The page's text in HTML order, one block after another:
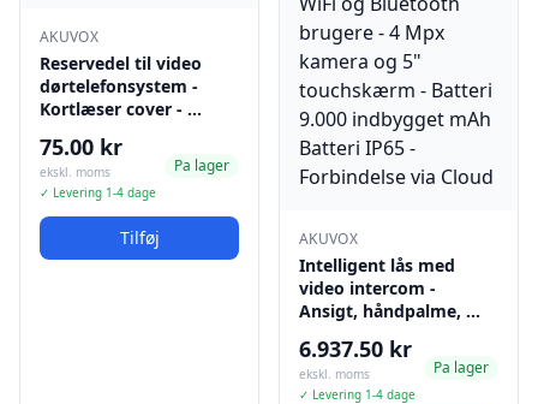
AKUVOX
Reservedel til video
dørtelefonsystem -
Kortlæser cover - …
75.00 kr
ekskl. moms
✓ Levering 1-4 dage
Pa lager
Tilføj AKUVOX
Intelligent lås med
video intercom -
Ansigt, håndpalme, …
6.937.50 kr
ekskl. moms
✓ Levering 1-4 dage
Pa lager